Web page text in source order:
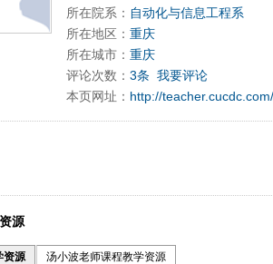
1printdf
AAABBBCCCdefine blablaenddefin
dfbCCCBBBAAA
dfb
dfb989919
dfbmath key98991 methodmulti
dfbsetx9899197996xxca
所在院系： 自动化与信息工程系
所在地区： 重庆
所在城市： 重庆
评论次数： 3条 我要评论
本页网址： http://
源
资源 汤小波老师课程教学资源